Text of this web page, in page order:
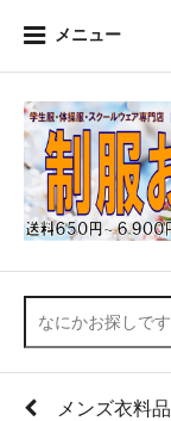
メニュー
メンズ衣料品